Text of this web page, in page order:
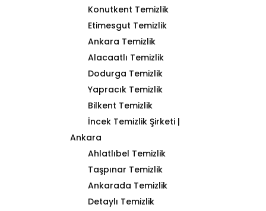
Konutkent Temizlik
Etimesgut Temizlik
Ankara Temizlik
Alacaatlı Temizlik
Dodurga Temizlik
Yapracık Temizlik
Bilkent Temizlik
İncek Temizlik Şirketi |
Ankara
Ahlatlıbel Temizlik
Taşpınar Temizlik
Ankarada Temizlik
Detaylı Temizlik